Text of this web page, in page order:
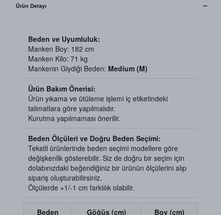
Ürün Detayı
Beden ve Uyumluluk:
Manken Boy: 182 cm
Manken Kilo: 71 kg
Mankenin Giydiği Beden: Medium (M)
Ürün Bakım Önerisi:
Ürün yıkama ve ütüleme işlemi iç etiketindeki
talimatlara göre yapılmalıdır.
Kurutma yapılmaması önerilir.
Beden Ölçüleri ve Doğru Beden Seçimi:
Tekstil ürünlerinde beden seçimi modellere göre
değişkenlik gösterebilir. Siz de doğru bir seçim için
dolabınızdaki beğendiğiniz bir ürünün ölçülerini alıp
sipariş oluşturabilirsiniz.
Ölçülerde +1/-1 cm farklılık olabilir.
Beden Göğüs (cm)
Boy (cm)